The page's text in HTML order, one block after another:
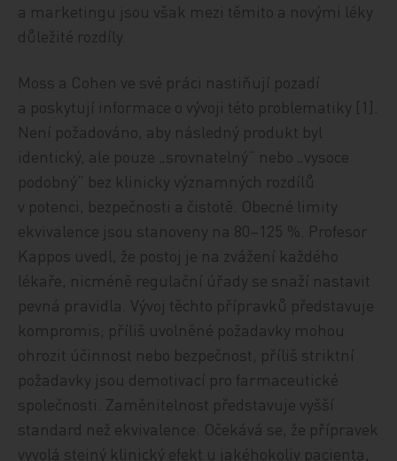
a marketingu jsou však mezi těmito a novými léky
důležité rozdíly.
Moss a Cohen ve své práci nastiňují pozadí
a poskytují informace o vývoji této problematiky [1].
Není požadováno, aby následný produkt byl
identický, ale pouze „srovnatelný“ nebo „vysoce
podobný“ bez klinicky významných rozdílů
v potenci, bezpečnosti a čistotě. Obecné limity
ekvivalence jsou stanoveny na 80–125 %. Profesor
Kappos uvedl, že postoj je na zvážení každého
lékaře, nicméně regulační úřady se snaží nastavit
pevná pravidla. Vývoj těchto přípravků představuje
kompromis; příliš uvolněné požadavky mohou
ohrozit účinnost nebo bezpečnost, příliš striktní
požadavky jsou demotivací pro farmaceutické
společnosti. Zaměnitelnost představuje vyšší
standard než ekvivalence. Očekává se, že přípravek
vyvolá stejný klinický efekt u jakéhokoliv pacienta,